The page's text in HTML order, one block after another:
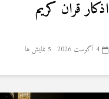
اذکار قران کریم
4 آگوست 2026 5 نمایش ها